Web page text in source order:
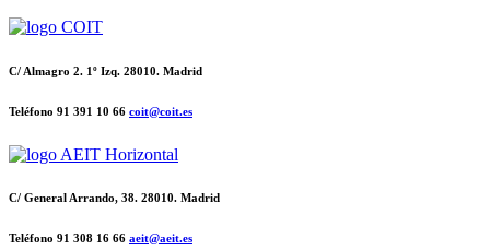
C/ Almagro 2. 1º Izq. 28010. Madrid
Teléfono 91 391 10 66 coit@coit.es
C/ General Arrando, 38. 28010. Madrid
Teléfono 91 308 16 66 aeit@aeit.es